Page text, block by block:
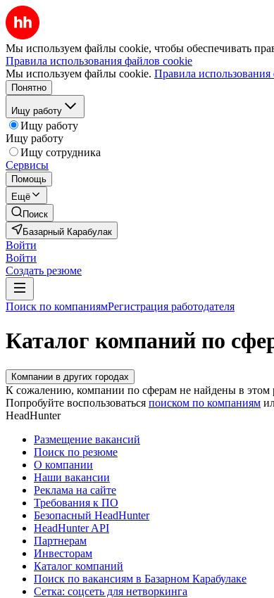
Мы используем файлы cookie, чтобы обеспечивать
Правила использования файлов cookie
Мы используем файлы cookie. Правила
Понятно
Ищу работу
Ищу работу
Ищу работу
Ищу сотрудника
Сервисы
Помощь
Ещё
Поиск
Базарный Карабулак
Войти
Войти
Создать резюме
Поиск по компаниямРегистрация работодателя
Каталог компаний по
Компании в других городах
К сожалению, компании по сферам не найдены в этом
Попробуйте воспользоваться поиском по компаниям
HeadHunter
Размещение вакансий
Поиск по резюме
О компании
Наши вакансии
Реклама на сайте
Требования к ПО
Безопасный HeadHunter
HeadHunter API
Партнерам
Инвесторам
Каталог компаний
Поиск по вакансиям в Базарном Карабулаке
Сетка: соцсеть для нетворкинга